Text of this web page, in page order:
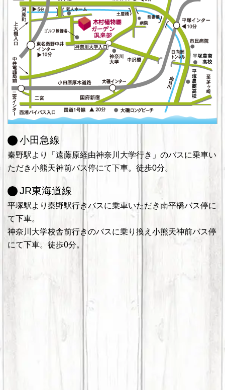
小田急線
秦野駅より「遠藤原経由神奈川大学行き」のバスに乗車い
ただき小熊天神前バス停にて下車。徒歩0分。
JR東海道線
平塚駅より秦野駅行きバスに乗車いただき南平橋バス停に
て下車。
神奈川大学校舎前行きのバスに乗り換え小熊天神前バス停
にて下車。徒歩0分。